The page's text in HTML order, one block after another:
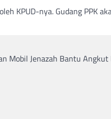
KPUD-nya. Gudang PPK
Mobil Jenazah Bantu